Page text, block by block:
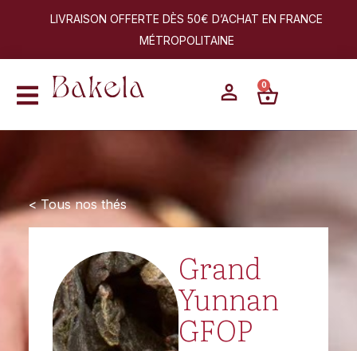
LIVRAISON OFFERTE DÈS 50€ D’ACHAT EN FRANCE
MÉTROPOLITAINE
0
< Tous nos thés
Grand
Yunnan
GFOP